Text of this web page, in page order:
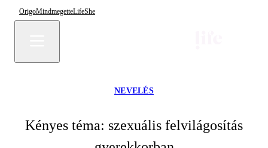
OrigoMindmegetteLifeShe
NEVELÉS
Kényes téma: szexuális felvilágosítás